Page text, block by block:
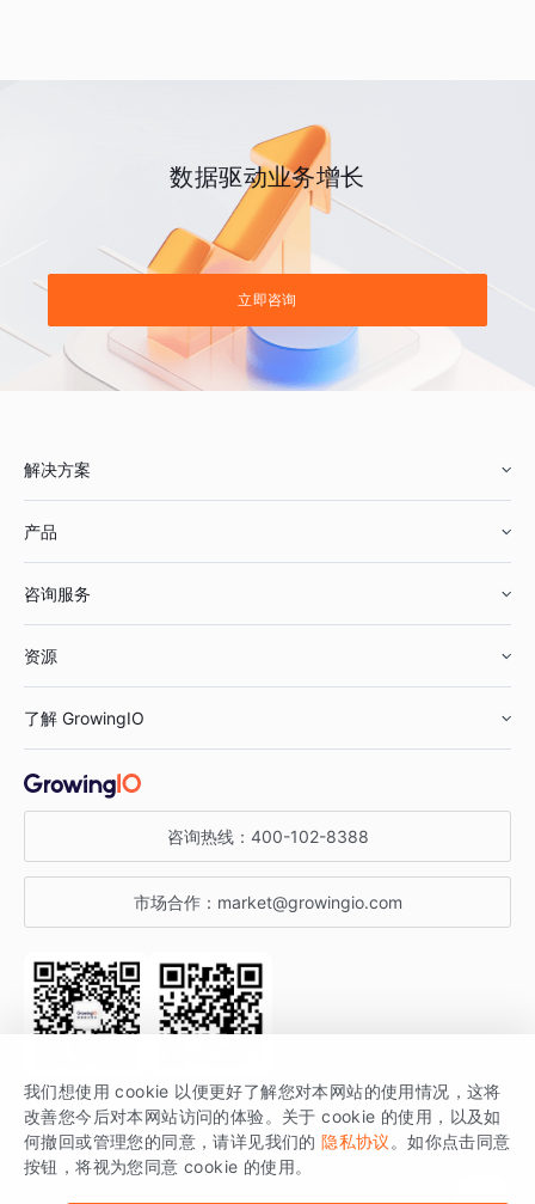
数据驱动业务增长
立即咨询
解决方案
鞋服行业
汽车行业
金融行业
产品
智能运营
获客分析
咨询服务
资源
增长公开课
增长博客
开发者文档
SDK 文档
场景指南
了解 GrowingIO
关于 GrowingIO
增长大会
行业活动
咨询热线： 400-102-8388
市场合作： market@growingio.com
关注公众号 获取更多干货
GrowingIO 是专注于数据智能分析与增长的品牌，核心平台为 GrowingIO
分析云。
我们想使用 cookie 以便更好了解您对本网站的使用情况，这将
改善您今后对本网站访问的体验。关于 cookie 的使用，以及如
何撤回或管理您的同意，请详见我们的 隐私协议 。如你点击同意
按钮，将视为您同意 cookie 的使用。